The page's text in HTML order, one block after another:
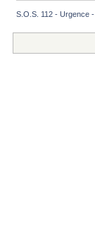
S.O.S. 112 - Urgence